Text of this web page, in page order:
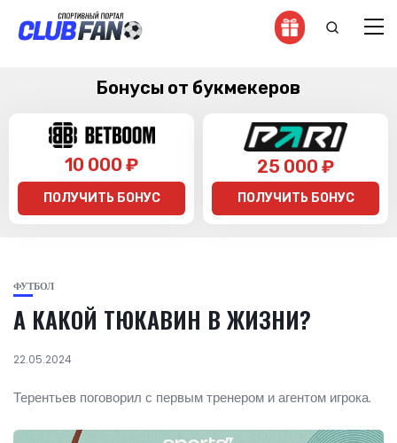
Бонусы от букмекеров
10 000 ₽
ПОЛУЧИТЬ БОНУС
25 000 ₽
ПОЛУЧИТЬ БОНУС
ФУТБОЛ
А КАКОЙ ТЮКАВИН В ЖИЗНИ?
22.05.2024
Терентьев поговорил с первым тренером и агентом игрока.